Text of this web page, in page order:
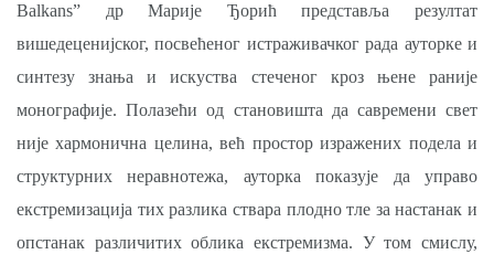
Balkans” др Марије Ђорић представља резултат
вишедеценијског, посвећеног истраживачког рада ауторке и
синтезу знања и искуства стеченог кроз њене раније
монографије. Полазећи од становишта да савремени свет
није хармонична целина, већ простор изражених подела и
структурних неравнотежа, ауторка показује да управо
екстремизација тих разлика ствара плодно тле за настанак и
опстанак различитих облика екстремизма. У том смислу,